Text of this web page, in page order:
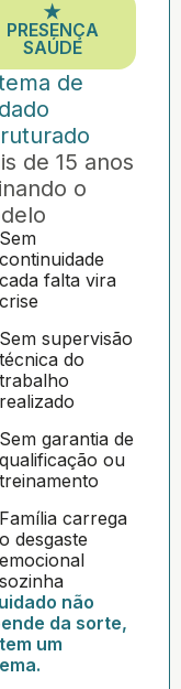
★
PRESENÇA
SAÚDE
de
de 15 anos
o
Sem
continuidade
cada falta vira
crise
Sem supervisão
técnica do
trabalho
realizado
Sem garantia de
qualificação ou
treinamento
Família carrega
o desgaste
emocional
sozinha
não
da sorte,
um